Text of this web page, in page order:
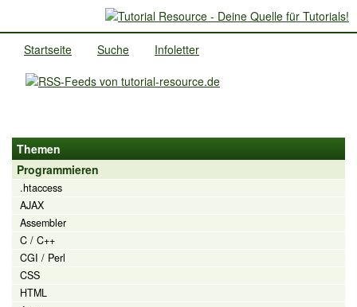
Startseite Suche Infoletter
Themen
Programmieren
.htaccess
AJAX
Assembler
C / C++
CGI / Perl
CSS
HTML